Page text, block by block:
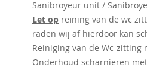
Sanibroyeur unit /
Let op reining van de wc
raden wij af hierdoor kan
Reiniging van de Wc-zitting
Onderhoud scharnieren